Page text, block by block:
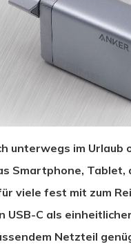
unterwegs im
Smartphone, Tablet,
viele fest mit zum
USB-C als
Netzteil